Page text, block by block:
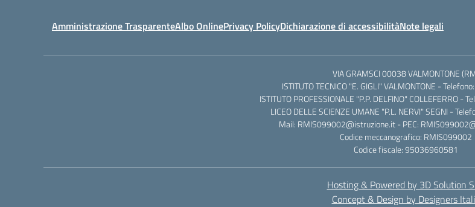
Amministrazione TrasparenteAlbo OnlinePrivacy PolicyDichiarazione di accessibilitàNote legali
VIA GRAMSCI 00038 VALMONTONE
ISTITUTO TECNICO "E. GIGLI" VALMONTONE -
ISTITUTO PROFESSIONALE "P.P. DELFINO" COLLEFERRO
LICEO DELLE SCIENZE UMANE "P.L. NERVI" SEGNI -
Mail: RMIS099002@istruzione.it - PEC:
Codice meccanografico: RMIS099002
Codice fiscale: 95036960581
Hosting & Powered by 3D Solution
Concept & Design by Designers